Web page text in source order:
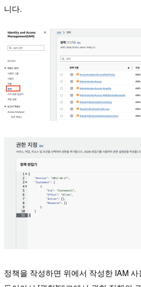
니다.
정책을 작성하면 위에서 작성한 IAM